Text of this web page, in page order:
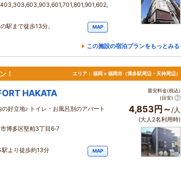
駅まで徒歩13分。 MAP
この施設の宿泊プランをもっとみる
！ エリア： 福岡 > 福岡市（博多駅周辺・天神周辺）
HAKATA
好立地♪ トイレ・お風呂別のアパート
博多区堅粕3丁目6‐7
駅より徒歩約13分 MAP
最安料金(税込)
(目安)
4,853円～ /人
(大人2名利用時)